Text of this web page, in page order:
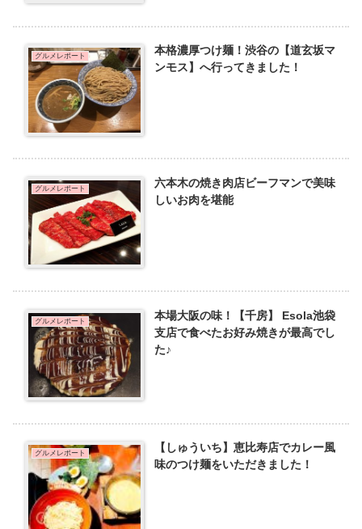
グルメレポート
本格濃厚つけ麺！渋谷の【道玄坂マ
ンモス】へ行ってきました！
グルメレポート
六本木の焼き肉店ビーフマンで美味
しいお肉を堪能
グルメレポート
本場大阪の味！【千房】 Esola池袋
支店で食べたお好み焼きが最高でし
た♪
グルメレポート
【しゅういち】恵比寿店でカレー風
味のつけ麺をいただきました！